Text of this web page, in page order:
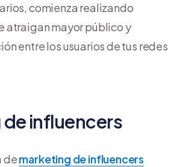
comienza realizando
atraigan mayor público y
entre los usuarios de tus redes
influencers
demarketing de influencers